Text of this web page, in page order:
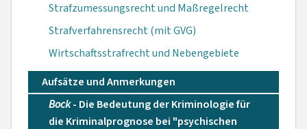
Strafzumessungsrecht und Maßregelrecht
Strafverfahrensrecht (mit GVG)
Wirtschaftsstrafrecht und Nebengebiete
Aufsätze und Anmerkungen
Bock- Die Bedeutung der Kriminologie für
die Kriminalprognose bei "psychischen